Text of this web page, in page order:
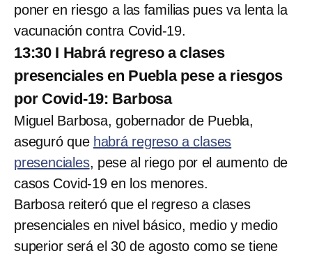
poner en riesgo a las familias pues va lenta la
vacunación contra Covid-19.
13:30 I Habrá regreso a clases
presenciales en Puebla pese a riesgos
por Covid-19: Barbosa
Miguel Barbosa, gobernador de Puebla,
aseguró que habrá regreso a clases
presenciales, pese al riego por el aumento de
casos Covid-19 en los menores.
Barbosa reiteró que el regreso a clases
presenciales en nivel básico, medio y medio
superior será el 30 de agosto como se tiene